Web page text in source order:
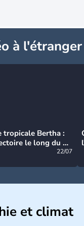
à l'étranger
tropicale Bertha :
le long du du
22/07
et climat